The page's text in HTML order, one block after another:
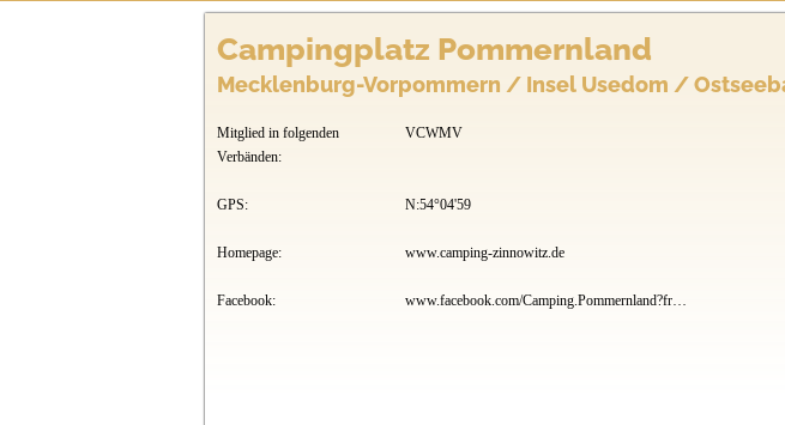
Campingplatz Pommernland
Mecklenburg-Vorpommern / Insel Usedom /
Mitglied in folgenden
Verbänden:
VCWMV
GPS: N:54°04'59
Homepage: www.camping-zinnowitz.de
Facebook: www.facebook.com/Camping.Pommernland?fref=ts